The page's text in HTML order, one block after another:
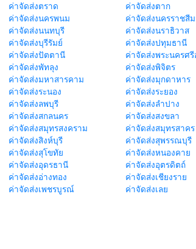
ค่าจัดส่งตราด ค่าจัดส่งตาก
ค่าจัดส่งนครพนม ค่าจัดส่งนครราชสี
ค่าจัดส่งนนทบุรี ค่าจัดส่งนราธิวาส
ค่าจัดส่งบุรีรัมย์ ค่าจัดส่งปทุมธานี
ค่าจัดส่งปัตตานี ค่าจัดส่งพระนครศรี
ค่าจัดส่งพัทลุง ค่าจัดส่งพิจิตร
ค่าจัดส่งมหาสารคาม ค่าจัดส่งมุกดาหาร
ค่าจัดส่งระนอง ค่าจัดส่งระยอง
ค่าจัดส่งลพบุรี ค่าจัดส่งลำปาง
ค่าจัดส่งสกลนคร ค่าจัดส่งสงขลา
ค่าจัดส่งสมุทรสงคราม ค่าจัดส่งสมุทรสาคร
ค่าจัดส่งสิงห์บุรี ค่าจัดส่งสุพรรณบุรี
ค่าจัดส่งสุโขทัย ค่าจัดส่งหนองคาย
ค่าจัดส่งอุดรธานี ค่าจัดส่งอุตรดิตถ์
ค่าจัดส่งอ่างทอง ค่าจัดส่งเชียงราย
ค่าจัดส่งเพชรบูรณ์ ค่าจัดส่งเลย